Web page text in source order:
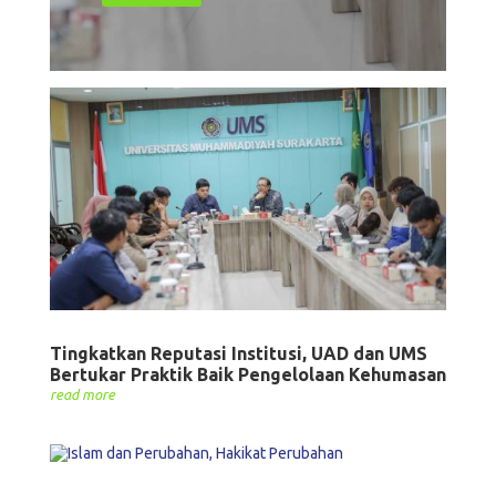
Tingkatkan Reputasi Institusi, UAD dan UMS
Bertukar Praktik Baik Pengelolaan Kehumasan
read more